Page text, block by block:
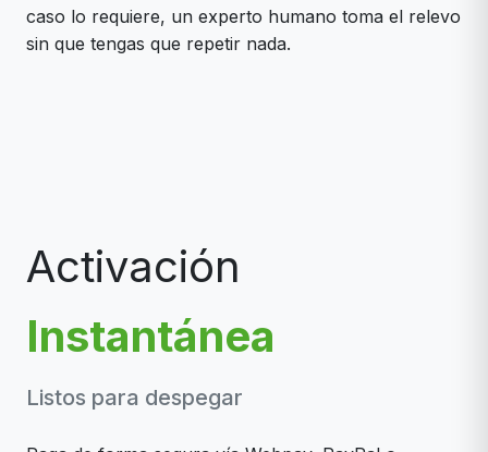
caso lo requiere, un experto humano toma el relevo
sin que tengas que repetir nada.
Activación
Instantánea
Listos para despegar